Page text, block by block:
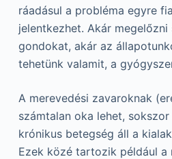
ráadásul a probléma egyre
jelentkezhet. Akár megelőzni
gondokat, akár az
tehetünk valamit, a
A merevedési zavaroknak
számtalan oka lehet,
krónikus betegség áll a
Ezek közé tartozik például a